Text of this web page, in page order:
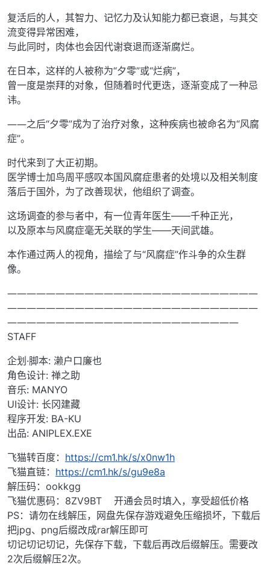
复活后的人，其智力、记忆力及认知能力都已衰退，与其交
流变得异常困难，
与此同时，肉体也会因代谢衰退而逐渐腐烂。
在日本，这样的人被称为“夕零”或“烂病”，
曾一度是崇拜的对象，但随着时代更迭，逐渐变成了一种忌
讳。
――之后“夕零”成为了治疗对象，这种疾病也被命名为“风腐
症”。
时代来到了大正初期。
医学博士加鸟周平感叹本国风腐症患者的处境以及相关制度
落后于国外，为了改善现状，他组织了调查。
这场调查的参与者中，有一位青年医生——千种正光，
以及原本与风腐症毫无关联的学生——天间武雄。
本作通过两人的视角，描绘了与“风腐症”作斗争的众生群
像。
――――――――――――――――――――――――――
――――――――――――――――――――――――――
――――――――――――――――――――――――
STAFF
企划·脚本: 濑户口廉也
角色设计: 禅之助
音乐: MANYO
UI设计: 长冈建藏
程序开发: BA-KU
出品: ANIPLEX.EXE
飞猫转百度： https://cm1.hk/s/x0nw1h
飞猫直链： https://cm1.hk/s/gu9e8a
解压码：ookkgg
飞猫优惠码：8ZV9BT 开通会员时填入，享受超低价格
PS：请勿在线解压，网盘先保存游戏避免压缩损坏，下载后
把jpg、png后缀改成rar解压即可
切记切记切记，先保存下载，下载后再改后缀解压。需要改
2次后缀解压2次。